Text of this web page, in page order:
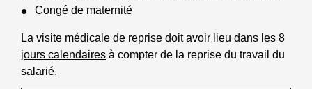
Congé de maternité
La visite médicale de reprise doit avoir lieu dans les 8
jours calendaires à compter de la reprise du travail du
salarié.